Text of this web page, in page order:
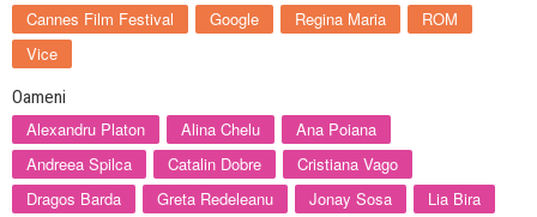
Cannes Film Festival Google Regina Maria
ROM
Vice
Oameni
Alexandru Platon Alina Chelu
Ana Poiana
Andreea Spilca
Catalin Dobre
Cristiana Vago
Dragos Barda
Greta Redeleanu Jonay Sosa
Lia Bira